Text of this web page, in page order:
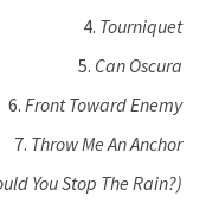
Tourniquet
Can Oscura
Front Toward Enemy
Throw Me An Anchor
You Stop The Rain?)